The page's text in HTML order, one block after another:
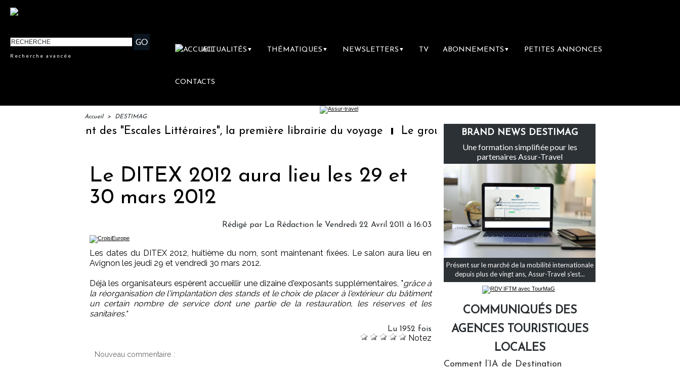
Recherche avancée
ACTUALITÉS ▼ THÉMATIQUES ▼ NEWSLETTERS ▼ TV ABONNEMENTS ▼ PETITES ANNONCES
CONTACTS
Accueil > DESTIMAG
: lancement des "Escales Littéraires", la première librairie du voyage Le groupe Sainte-Claire rachète Eden Tour
Le DITEX 2012 aura lieu les 29 et
30 mars 2012
Rédigé par La Rédaction le Vendredi 22 Avril 2011 à 16:03
Les dates du DITEX 2012, huitième du nom, sont maintenant fixées. Le salon aura lieu en
Avignon les jeudi 29 et vendredi 30 mars 2012.
Déjà les organisateurs espèrent accueillir une dizaine d'exposants supplémentaires, "grâce à
la réorganisation de l'implantation des stands et le choix de placer à l'extérieur du bâtiment
un certain nombre de service dont une partie de la restauration, les réserves et les
sanitaires."
Lu 1952 fois
Notez
Nouveau commentaire :
BRAND NEWS DESTIMAG
Une formation simplifiée pour les
partenaires Assur-Travel
Présent sur le marché de la mobilité internationale
depuis plus de vingt ans, Assur-Travel s'est...
COMMUNIQUÉS DES
AGENCES TOURISTIQUES
LOCALES
Comment l’IA de Destination